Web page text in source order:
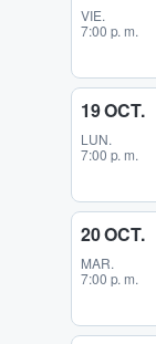
VIE.
7:00 p. m.
19 OCT.
LUN.
7:00 p. m.
20 OCT.
MAR.
7:00 p. m.